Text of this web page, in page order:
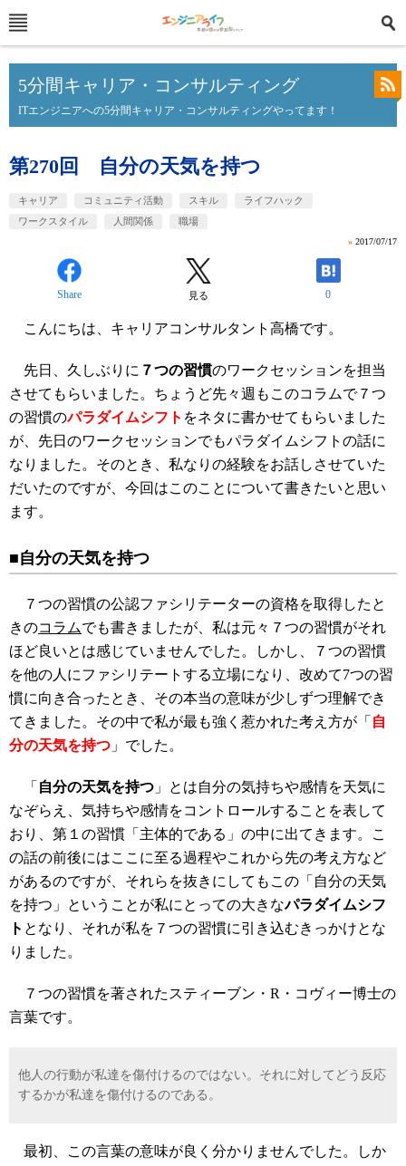
5分間キャリア・コンサルティング
ITエンジニアへの5分間キャリア・コンサルティングやってます！
第270回 自分の天気を持つ
キャリア コミュニティ活動 スキル
ライフハック
ワークスタイル
人間関係 職場
» 2017/07/17
Share 見る 0
こんにちは、キャリアコンサルタント高橋です。
先日、久しぶりに ７つの習慣のワークセッションを担当
させてもらいました。ちょうど先々週もこのコラムで７つ
の習慣のパラダイムシフト をネタに書かせてもらいました
が、先日のワークセッションでもパラダイムシフトの話に
なりました。そのとき、私なりの経験をお話しさせていた
だいたのですが、今回はこのことについて書きたいと思い
ます。
■自分の天気を持つ
７つの習慣の公認ファシリテーターの資格を取得したと
きのコラムでも書きましたが、私は元々７つの習慣がそれ
ほど良いとは感じていませんでした。しかし、７つの習慣
を他の人にファシリテートする立場になり、改めて7つの習
慣に向き合ったとき、その本当の意味が少しずつ理解でき
てきました。その中で私が最も強く惹かれた考え方が「 自
分の天気を持つ 」でした。
「 自分の天気を持つ 」とは自分の気持ちや感情を天気に
なぞらえ、気持ちや感情をコントロールすることを表して
おり、第１の習慣「主体的である」の中に出てきます。こ
の話の前後にはここに至る過程やこれから先の考え方など
があるのですが、それらを抜きにしてもこの「自分の天気
を持つ」ということが私にとっての大きなパラダイムシフ
ト となり、それが私を７つの習慣に引き込むきっかけとな
りました。
７つの習慣を著されたスティーブン・R・コヴィー博士の
言葉です。
他人の行動が私達を傷付けるのではない。それに対してどう反応
するかが私達を傷付けるのである。
最初、この言葉の意味が良く分かりませんでした。しか